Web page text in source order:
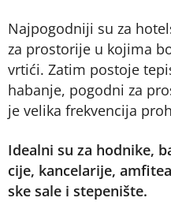
Naj­po­god­ni­ji su za
za pro­sto­ri­je u ko­ji­ma
vr­ti­ći. Za­tim po­sto­je
ha­ba­nje, po­god­ni za
je ve­li­ka fre­kven­ci­ja
Ide­al­ni su za hod­ni­ke,
ci­je, kan­ce­la­ri­je,
ske sa­le i ste­pe­ni­šte.